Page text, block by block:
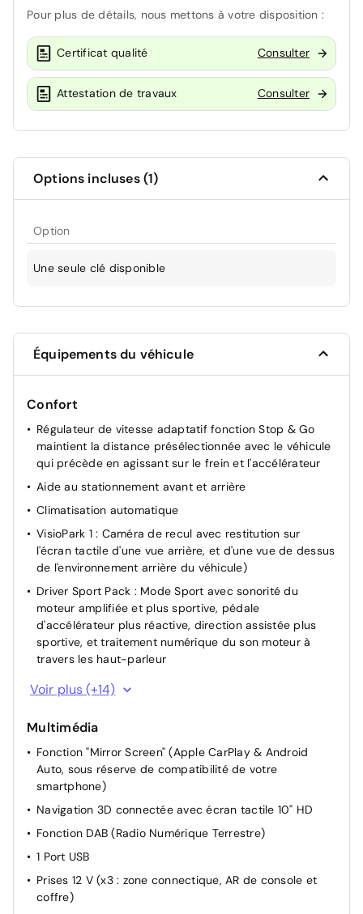
Pour plus de détails, nous mettons à votre disposition :
Certificat qualité Consulter
Attestation de travaux Consulter
Options incluses (1)
Option
Une seule clé disponible
Équipements du véhicule
Confort
Régulateur de vitesse adaptatif fonction Stop & Go
maintient la distance présélectionnée avec le véhicule
qui précède en agissant sur le frein et l'accélérateur
Aide au stationnement avant et arrière
Climatisation automatique
VisioPark 1 : Caméra de recul avec restitution sur
l'écran tactile d'une vue arrière, et d'une vue de dessus
de l'environnement arrière du véhicule)
Driver Sport Pack : Mode Sport avec sonorité du
moteur amplifiée et plus sportive, pédale
d'accélérateur plus réactive, direction assistée plus
sportive, et traitement numérique du son moteur à
travers les haut-parleur
Direction Assistée électrique
Accès et Démarrage Mains Libres
Appui-tête AR réglable
Réglage du siège conducteur manuellement
Eclairage du plafonnier à LED AV et AR
Voir plus (+14)
Multimédia
Fonction "Mirror Screen" (Apple CarPlay & Android
Auto, sous réserve de compatibilité de votre
smartphone)
Navigation 3D connectée avec écran tactile 10" HD
Fonction DAB (Radio Numérique Terrestre)
1 Port USB
Prises 12 V (x3 : zone connectique, AR de console et
coffre)